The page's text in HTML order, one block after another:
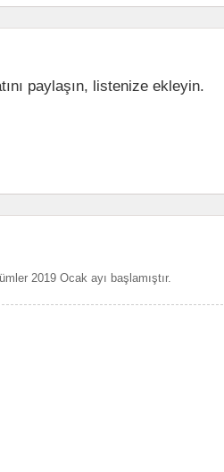
paylaşın, listenize ekleyin.
2019 Ocak ayı başlamıştır.